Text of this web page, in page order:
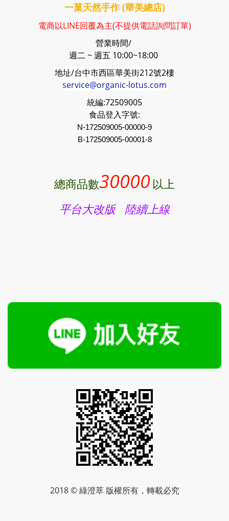
一菓天然手作 (華美總店)
電商以LINE回覆為主(不提供電話詢問訂單)
營業時間/
週二 ~ 週五 10:00~18:00
地址/台中市西區華美街212號2樓
service@organic-lotus.com
統編:72509005
食品登入字號:
N-172509005-00000-9
B-172509005-00001-8
總商品數30000 以上
平台大改版 陸續上線
2018 © 綠澄萃 版權所有，轉載必究